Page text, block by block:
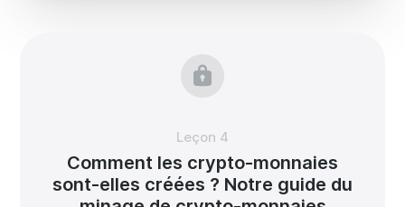
Leçon 4
Comment les crypto-monnaies
sont-elles créées ? Notre guide du